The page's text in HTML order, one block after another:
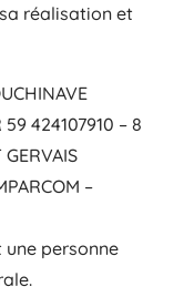
réalisation et
424107910 – 8
–
personne